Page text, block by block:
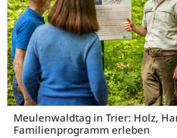
Meulenwaldtag in Trier: Holz,
Familienprogramm erleben